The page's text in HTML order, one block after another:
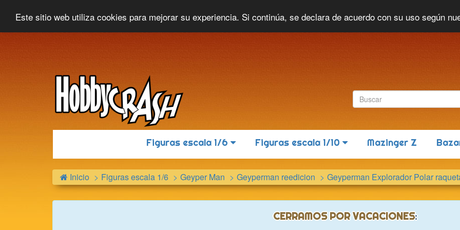
Este sitio web utiliza cookies para mejorar su experiencia. Si continúa, se declara de acuerdo con su uso según
Hobbycrash Novedades Contacto Idioma actual: Español
Figuras escala 1/6 Figuras escala 1/10 Mazinger Z
Inicio Figuras escala 1/6 Geyper Man Geyperman reedicion Geyperman Explorador Polar
CERRAMOS POR VACACIONES: